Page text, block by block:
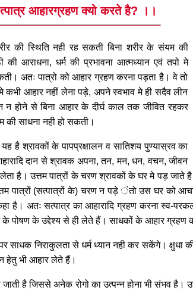
आहारग्रहण क्यो करते है? ।।
की स्थिति नही रह सकती बिना शरीर के संयम की
की आराधना, धर्म की प्रभावना आत्मध्यान एवं तपो मे
अतः पात्रो को आहार ग्रहण करना पड़ता है। वे तो
कभी आहार नहीं लेना पड़े, अपने स्वभाव मे ही सदैव लीन
न होने से बिना आहार के दीर्घ काल तक जीवित रहकर
की साधना नही हो सकती।
है श्रावकों के पापप्रक्षालन व सातिशय पुण्यास्रव का
दान से श्रावक अपना, तन, मन, धन, वचन, जीवन
है। उत्तम पात्रों के चरण श्रावकों के घर मे पड़ जाते
पात्रों (सत्पात्रों के) चरण न पड़े ंतो उस घर को
है। अतः सत्पात्र का आहारादि ग्रहण करना स्व-
के पोषण के उद्देश्य से ही लेते हैं। साधकों के आहार ग्रहण
साधक निराकुलता से धर्म ध्यान नही कर सकेंगे। क्षुधा
हेतु भी आहार लेते हैं।
जाती है जिससे अनेक रोगो का उत्पन्न होना भी संभव